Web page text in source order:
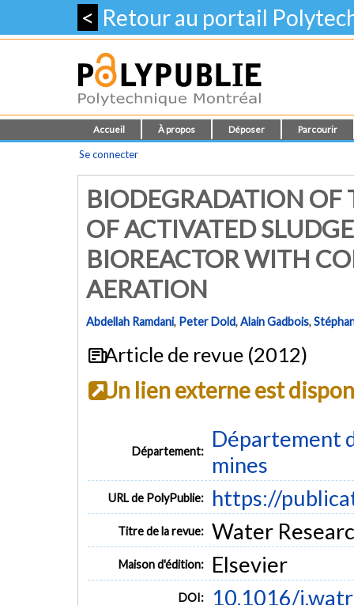
< Retour au portail
Accueil À propos Déposer Parcourir
Se connecter
BIODEGRADATION OF
OF ACTIVATED
BIOREACTOR WITH
AERATION
Abdellah Ramdani, Peter Dold,Alain Gadbois,
Article de revue (2012)
Un lien externe est
Département:
Département
mines
URL de PolyPublie: https://
Titre de la revue: Water
Maison d'édition: Elsevier
DOI: 10.1016/